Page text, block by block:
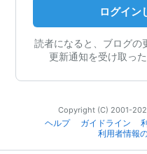
ログイン
読者になると、ブログの
更新通知を受け取っ
Copyright (C) 2001-
ヘルプ
ガイドライン
利用者情報